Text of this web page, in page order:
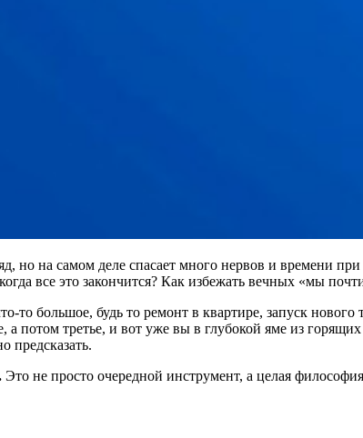
но на самом деле спасает много нервов и времени
все это закончится? Как избежать вечных «мы
то большое, будь то ремонт в квартире, запуск
а потом третье, и вот уже вы в глубокой яме из
предсказать.
Это не просто очередной инструмент, а целая